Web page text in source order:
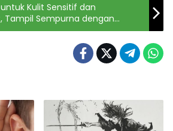
Kulit Sensitif dan
Tampil Sempurna dengan
yang Benar